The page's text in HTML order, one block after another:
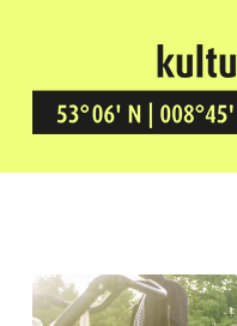
Kultur Vor Ort
BREMEN GRÖPELINGEN